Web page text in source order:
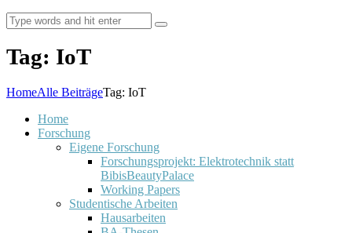
Tag: IoT
HomeAlle BeiträgeTag: IoT
Home
Forschung
Eigene Forschung
Forschungsprojekt: Elektrotechnik statt
BibisBeautyPalace
Working Papers
Studentische Arbeiten
Hausarbeiten